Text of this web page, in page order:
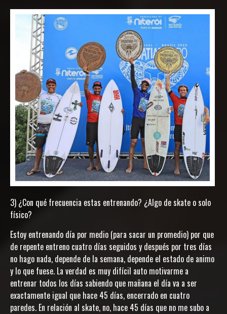
3) ¿Con qué frecuencia estas entrenando? ¿Algo de skate o solo
físico?
Estoy entrenando día por medio (para sacar un promedio) por que
de repente entreno cuatro días seguidos y después por tres días
no hago nada, depende de la semana, depende el estado de animo
y lo que fuese. La verdad es muy difícil auto motivarme a
entrenar todos los días sabiendo que mañana el día va a ser
exactamente igual que hace 45 días, encerrado en cuatro
paredes. En relación al skate, no, hace 45 días que no me subo a